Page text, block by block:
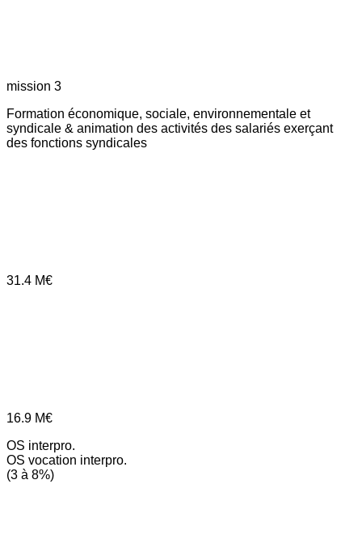
mission 3
Formation économique, sociale, environnementale et
syndicale & animation des activités des salariés exerçant
des fonctions syndicales
31.4 M€
16.9 M€
OS interpro.
OS vocation interpro.
(3 à 8%)